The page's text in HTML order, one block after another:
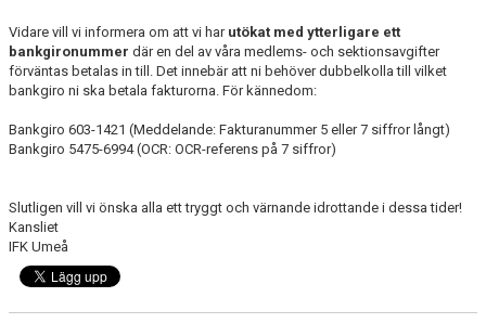
Vidare vill vi informera om att vi har utökat med ytterligare ett
bankgironummer där en del av våra medlems- och sektionsavgifter
förväntas betalas in till. Det innebär att ni behöver dubbelkolla till vilket
bankgiro ni ska betala fakturorna. För kännedom:
Bankgiro 603-1421 (Meddelande: Fakturanummer 5 eller 7 siffror långt)
Bankgiro 5475-6994 (OCR: OCR-referens på 7 siffror)
Slutligen vill vi önska alla ett tryggt och värnande idrottande i dessa tider!
Kansliet
IFK Umeå